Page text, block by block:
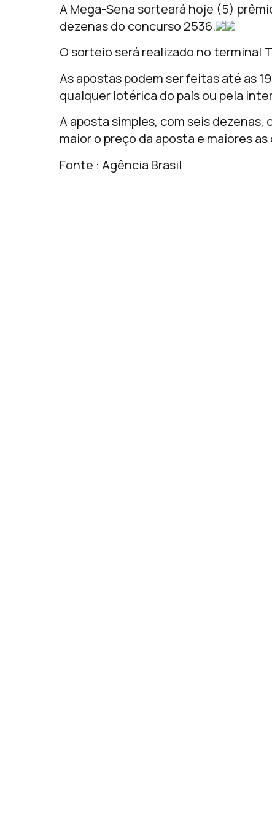
A Mega-Sena sorteará hoje (5)
dezenas do concurso 2536.
O sorteio será realizado no terminal
As apostas podem ser feitas até as
qualquer lotérica do país ou pela
A aposta simples, com seis dezenas,
maior o preço da aposta e maiores
Fonte : Agência Brasil